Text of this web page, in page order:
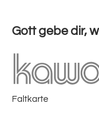
Gott gebe dir,
Faltkarte